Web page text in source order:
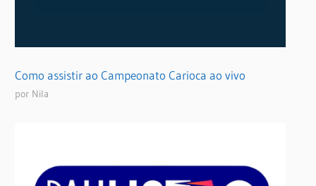
Como assistir ao Campeonato Carioca ao vivo
por Nila